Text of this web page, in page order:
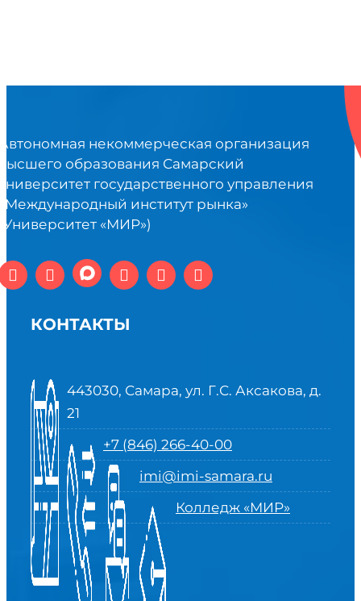
некоммерческая организация
образования Самарский
государственного управления
институт рынка»
«МИР»)
КОНТАКТЫ
443030, Самара, ул. Г.С. Аксакова, д.
21
+7 (846) 266-40-00
imi@imi-samara.ru
Колледж «МИР»